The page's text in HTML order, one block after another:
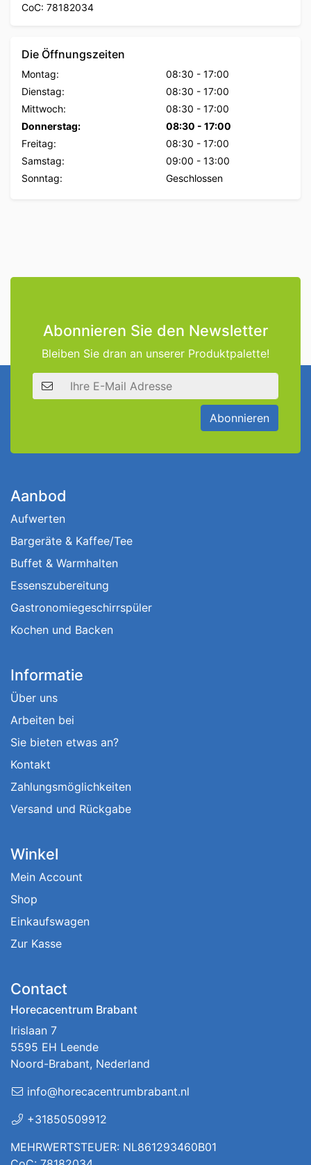
CoC: 78182034
Die Öffnungszeiten
Montag: 08:30 - 17:00
Dienstag:
08:30 - 17:00
Mittwoch:
08:30 - 17:00
Donnerstag:
08:30 - 17:00
Freitag:
08:30 - 17:00
Samstag:
09:00 - 13:00
Sonntag:
Geschlossen
Abonnieren Sie den Newsletter
Bleiben Sie dran an unserer Produktpalette!
E-Mail Adresse
Abonnieren
Aanbod
Aufwerten
Bargeräte & Kaffee/Tee
Buffet & Warmhalten
Essenszubereitung
Gastronomiegeschirrspüler
Kochen und Backen
Informatie
Über uns
Arbeiten bei
Sie bieten etwas an?
Kontakt
Zahlungsmöglichkeiten
Versand und Rückgabe
Winkel
Mein Account
Shop
Einkaufswagen
Zur Kasse
Contact
Horecacentrum Brabant
Irislaan 7
5595 EH Leende
Noord-Brabant, Nederland
info@horecacentrumbrabant.nl
+31850509912
MEHRWERTSTEUER: NL861293460B01